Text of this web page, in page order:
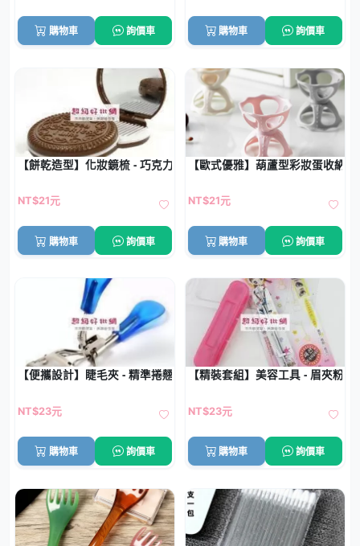
購物車 詢價車 購物車 詢價車
【餅乾造型】化妝鏡梳 - 巧克力夾心設計
NT$21元
購物車 詢價車
【歐式優雅】葫蘆型彩妝蛋收納
NT$21元
購物車 詢價車
【便攜設計】睫毛夾 - 精準捲翹美睫工具
NT$23元
購物車 詢價車
【精裝套組】美容工具 - 眉夾粉刺
NT$23元
購物車 詢價車